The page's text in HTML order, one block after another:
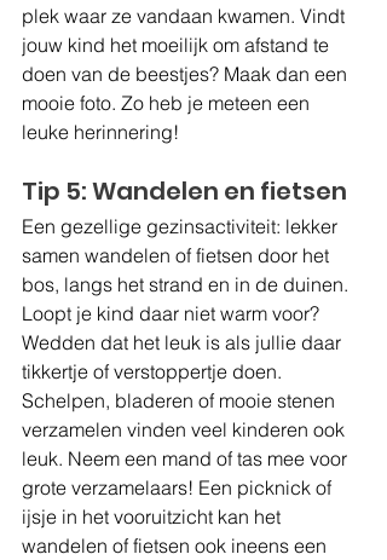
plek waar ze vandaan kwamen. Vindt
jouw kind het moeilijk om afstand te
doen van de beestjes? Maak dan een
mooie foto. Zo heb je meteen een
leuke herinnering!
Tip 5: Wandelen en fietsen
Een gezellige gezinsactiviteit: lekker
samen wandelen of fietsen door het
bos, langs het strand en in de duinen.
Loopt je kind daar niet warm voor?
Wedden dat het leuk is als jullie daar
tikkertje of verstoppertje doen.
Schelpen, bladeren of mooie stenen
verzamelen vinden veel kinderen ook
leuk. Neem een mand of tas mee voor
grote verzamelaars! Een picknick of
ijsje in het vooruitzicht kan het
wandelen of fietsen ook ineens een